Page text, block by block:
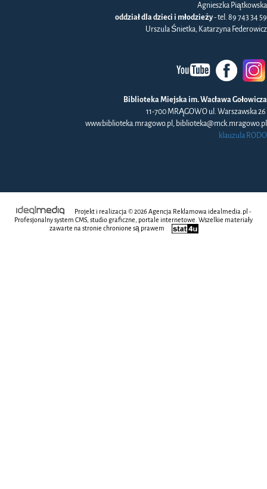
Agnieszka Piątkowska
oddział dla dzieci i młodzieży- tel. 89 743 34 59
Urszula Śnietka, Katarzyna Federowicz
Biblioteka Miejska im. Wacława Gołowicza
11-700 MRĄGOWO ul. Warszawska 26
www.biblioteka.mragowo.pl, biblioteka@mck.mragowo.pl
klauzula RODO
Projekt i realizacja © 2026 Agencja Reklamowa idealmedia.pl -
Profesjonalny system CMS, studio graficzne, portale internetowe. Wszelkie materiały
zawarte na stronie chronione są prawem